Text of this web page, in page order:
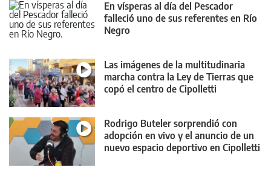
En vísperas al día del Pescador
falleció uno de sus referentes en Río
Negro
Las imágenes de la multitudinaria
marcha contra la Ley de Tierras que
copó el centro de Cipolletti
Rodrigo Buteler sorprendió con
adopción en vivo y el anuncio de un
nuevo espacio deportivo en Cipolletti